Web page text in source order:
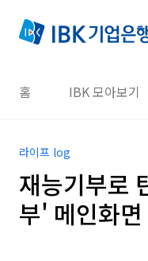
홈 IBK 모아보기
라이프 log
재능기부로
부' 메인화